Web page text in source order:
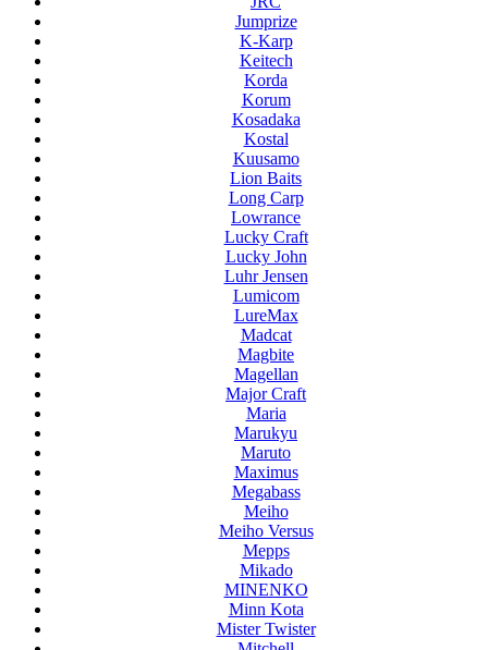
Jumprize
K-Karp
Keitech
Korda
Korum
Kosadaka
Kostal
Kuusamo
Lion Baits
Long Carp
Lowrance
Lucky Craft
Lucky John
Luhr Jensen
Lumicom
LureMax
Madcat
Magbite
Magellan
Major Craft
Maria
Marukyu
Maruto
Maximus
Megabass
Meiho
Meiho Versus
Mepps
Mikado
MINENKO
Minn Kota
Mister Twister